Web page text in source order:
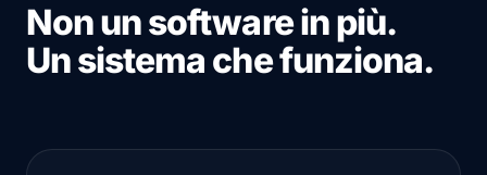
Non un software in più.
Un sistema che funziona.